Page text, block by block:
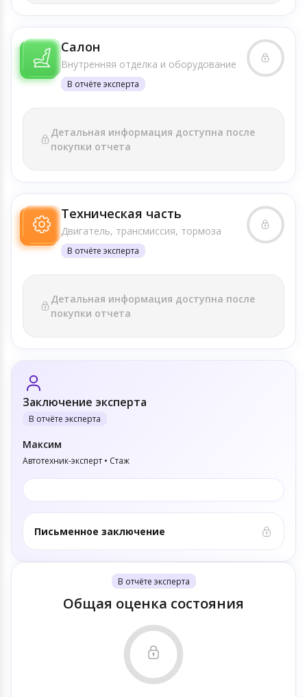
Салон
Внутренняя отделка и оборудование
В отчёте эксперта
Детальная информация доступна после
покупки отчета
Техническая часть
Двигатель, трансмиссия, тормоза
В отчёте эксперта
Детальная информация доступна после
покупки отчета
Заключение эксперта
В отчёте эксперта
Максим
Автотехник-эксперт • Стаж
Письменное заключение
В отчёте эксперта
Общая оценка состояния